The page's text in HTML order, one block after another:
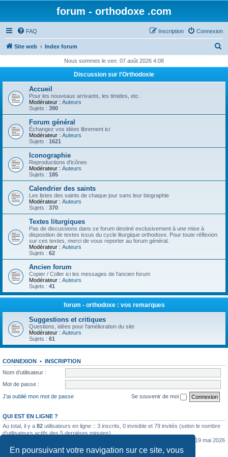
En poursuivant votre navigation sur ce site, vous
forum - orthodoxe .com
FAQ Connexion
Inscription
Site web Index forum
h
Nous sommes le ven. 07 août 2026 4:08
Discussion sur l'Orthodoxie
Accueil
Pour les nouveaux arrivants, les timides, etc.
Modérateur : Auteurs
Sujets : 390
Forum général
Échangez vos idées librement ici
Modérateur : Auteurs
Sujets : 1621
Iconographie
Reproductions d'icônes
Modérateur : Auteurs
Sujets : 185
Calendrier des saints
Les listes des saints de chaque jour sans leur biographie
Modérateur : Auteurs
Sujets : 370
Textes liturgiques
Pas de discussions dans ce forum destiné exclusivement à une mise à
disposition de textes issus du cycle liturgique orthodoxe. Pour toute réflexion
sur ces textes, merci de vous reporter au forum général.
Modérateur : Auteurs
Sujets : 62
Ancien forum
Copier / Coller ici les messages de l'ancien forum
Modérateur : Auteurs
Sujets : 41
forum - orthodoxe : vos remarques
Suggestions et critiques
Questions, idées pour l'amélioration du site
Modérateur : Auteurs
Sujets : 61
CONNEXION • INSCRIPTION
Nom d’utilisateur :
Mot de passe :
J’ai oublié mon mot de passe
Se souvenir de moi
QUI EST EN LIGNE ?
Au total, il y a 82 utilisateurs en ligne :: 3 inscrits, 0 invisible et 79 invités (selon le nombre
d’utilisateurs actifs des 5 dernières minutes)
le mar. 19 mai 2026
0:07